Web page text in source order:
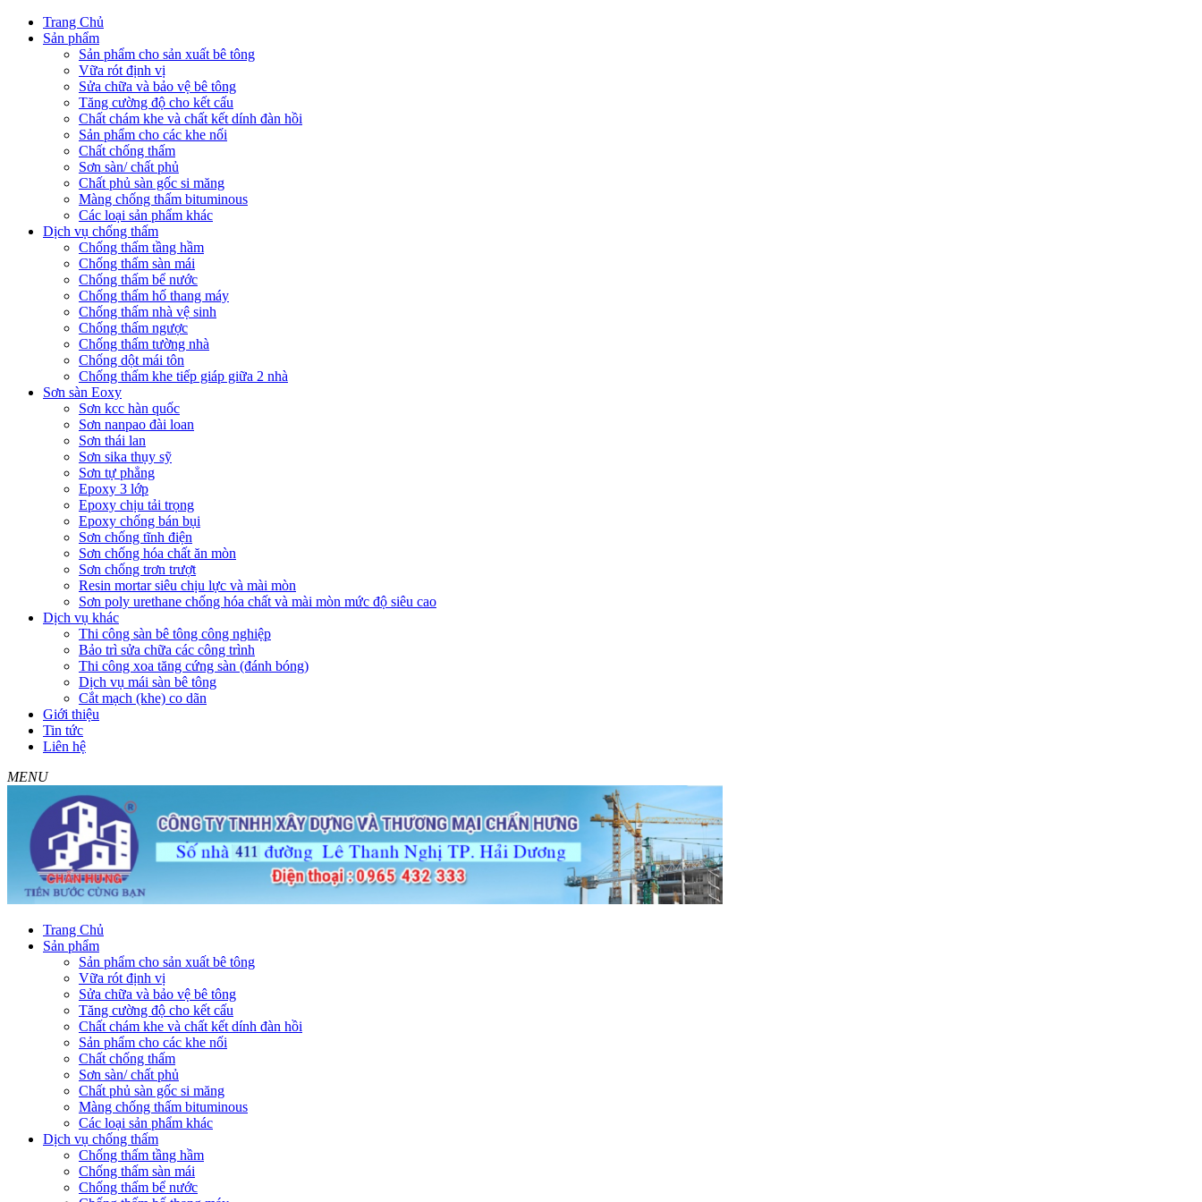
Trang Chủ
Sản phẩm
Sản phẩm cho sản xuất bê tông
Vữa rót định vị
Sửa chữa và bảo vệ bê tông
Tăng cường độ cho kết cấu
Chất chám khe và chất kết dính đàn hồi
Sản phẩm cho các khe nối
Chất chống thấm
Sơn sàn/ chất phủ
Chất phủ sàn gốc si măng
Màng chống thấm bituminous
Các loại sản phẩm khác
Dịch vụ chống thấm
Chống thấm tầng hầm
Chống thấm sàn mái
Chống thấm bể nước
Chống thấm hố thang máy
Chống thấm nhà vệ sinh
Chống thấm ngược
Chống thấm tường nhà
Chống dột mái tôn
Chống thấm khe tiếp giáp giữa 2 nhà
Sơn sàn Eoxy
Sơn kcc hàn quốc
Sơn nanpao đài loan
Sơn thái lan
Sơn sika thụy sỹ
Sơn tự phẳng
Epoxy 3 lớp
Epoxy chịu tải trọng
Epoxy chống bán bụi
Sơn chống tĩnh điện
Sơn chống hóa chất ăn mòn
Sơn chống trơn trượt
Resin mortar siêu chịu lực và mài mòn
Sơn poly urethane chống hóa chất và mài mòn mức độ siêu cao
Dịch vụ khác
Thi công sàn bê tông công nghiệp
Bảo trì sửa chữa các công trình
Thi công xoa tăng cứng sàn (đánh bóng)
Dịch vụ mái sàn bê tông
Cắt mạch (khe) co dãn
Giới thiệu
Tin tức
Liên hệ
MENU
Trang Chủ
Sản phẩm
Sản phẩm cho sản xuất bê tông
Vữa rót định vị
Sửa chữa và bảo vệ bê tông
Tăng cường độ cho kết cấu
Chất chám khe và chất kết dính đàn hồi
Sản phẩm cho các khe nối
Chất chống thấm
Sơn sàn/ chất phủ
Chất phủ sàn gốc si măng
Màng chống thấm bituminous
Các loại sản phẩm khác
Dịch vụ chống thấm
Chống thấm tầng hầm
Chống thấm sàn mái
Chống thấm bể nước